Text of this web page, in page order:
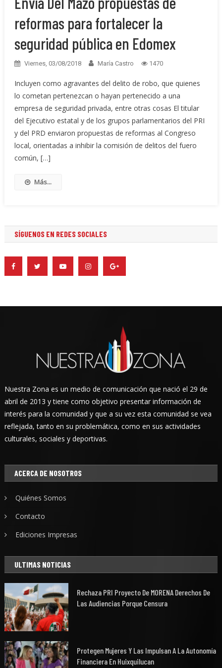
reformas para fortalecer la
seguridad pública en Edomex
Viernes, 03/08/2018 María Castro 1470
Incluyen como agravantes del delito de robo, que quienes
lo cometan pertenezcan o hayan pertenecido a una
empresa de seguridad privada, entre otras cosas El titular
del Ejecutivo estatal y de los grupos parlamentarios del PRI
y del PRD enviaron propuestas de reformas al Congreso
local, orientadas a inhibir la comisión de delitos del fuero
común, […]
Más...
SÍGUENOS EN REDES SOCIALES
Nuestra Zona es un medio de comunicación que nació el 29 de
abril de 2013 y tiene como objetivo presentar información de
interés para la comunidad y que a su vez esta comunidad se vea
reflejada, tanto en su problemática, como en sus actividades
culturales, sociales y deportivas.
ACERCA DE NOSOTROS
Quiénes Somos
Contacto
Ediciones Impresas
ULTIMAS NOTICIAS
Rechaza PRI Proyecto De MORENA Derechos De
Las Audiencias Porque Censura
Protegen Mujeres Y Las Impulsan A La Autonomía
Financiera En Huixquilucan